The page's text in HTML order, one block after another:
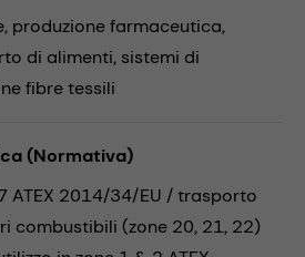
produzione farmaceutica,
di alimenti, sistemi di
fibre tessili
(Normativa)
ATEX 2014/34/EU / trasporto
combustibili (zone 20, 21, 22)